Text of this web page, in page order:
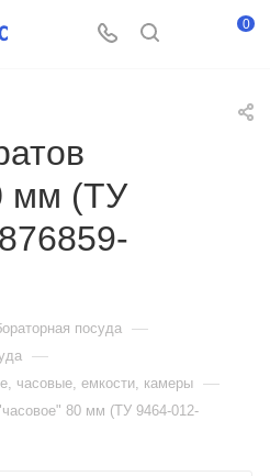
0
мм (ТУ
посуда —
—
часовые, емкости, камеры —
80 мм (ТУ 9464-012-